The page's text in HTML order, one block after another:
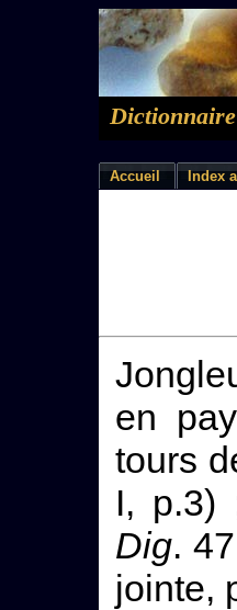
Accueil Index
en
tours
I, p.3)
Dig.
jointe,